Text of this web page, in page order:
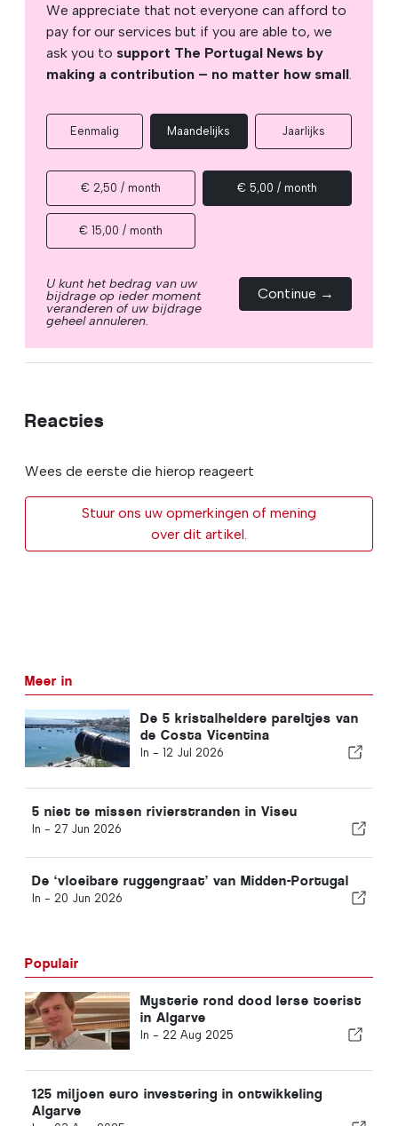
We appreciate that not everyone can afford to
pay for our services but if you are able to, we
ask you to support The Portugal News by
making a contribution – no matter how small.
Eenmalig Maandelijks Jaarlijks
€ 2,50 / month € 5,00 / month
€ 15,00 / month
U kunt het bedrag van uw
bijdrage op ieder moment
veranderen of uw bijdrage
geheel annuleren.
Continue →
Reacties
Wees de eerste die hierop reageert
Stuur ons uw opmerkingen of mening
over dit artikel.
Meer in
De 5 kristalheldere pareltjes van
de Costa Vicentina
In - 12 Jul 2026
5 niet te missen rivierstranden in Viseu
In - 27 Jun 2026
De ‘vloeibare ruggengraat’ van Midden-Portugal
In - 20 Jun 2026
Populair
Mysterie rond dood Ierse toerist
in Algarve
In - 22 Aug 2025
125 miljoen euro investering in ontwikkeling
Algarve